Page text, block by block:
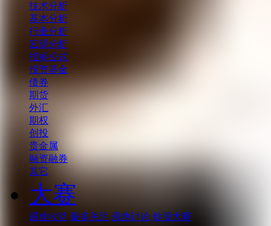
技术分析
基本分析
行业分析
宏观分析
指标公式
投资基金
债券
期货
外汇
期权
创投
贵金属
融资融券
其它
大赛
最佳收益 最多关注 最热讨论 炒股大赛